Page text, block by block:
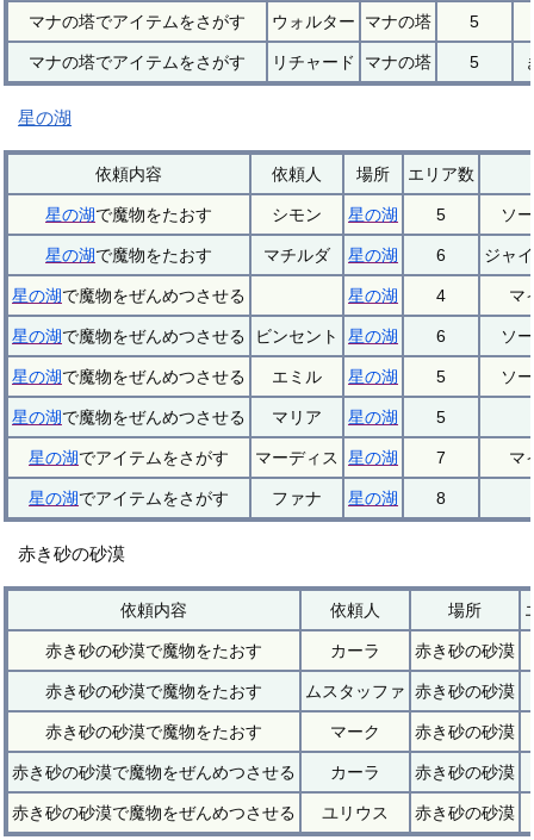
マナの塔でアイテムをさがす ウォルター マナの塔 5
マナの塔でアイテムをさがす リチャード マナの塔 5
星の湖
依頼内容 依頼人 場所 エリア数
星の湖で魔物をたおす シモン 星の湖 5 ソ
星の湖で魔物をたおす マチルダ 星の湖 6 ジャ
星の湖で魔物をぜんめつさせる 星の湖 4 マ
星の湖で魔物をぜんめつさせる ビンセント 星の湖 6 ソ
星の湖で魔物をぜんめつさせる エミル 星の湖 5 ソ
星の湖で魔物をぜんめつさせる マリア 星の湖 5
星の湖でアイテムをさがす マーディス 星の湖 7 マ
星の湖でアイテムをさがす ファナ 星の湖 8
赤き砂の砂漠
依頼内容 依頼人 場所
赤き砂の砂漠で魔物をたおす カーラ 赤き砂の砂漠
赤き砂の砂漠で魔物をたおす ムスタッファ 赤き砂の砂漠
赤き砂の砂漠で魔物をたおす マーク 赤き砂の砂漠
赤き砂の砂漠で魔物をぜんめつさせる カーラ 赤き砂の砂漠
赤き砂の砂漠で魔物をぜんめつさせる ユリウス 赤き砂の砂漠